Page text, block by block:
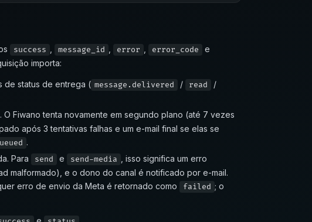
success message_id error error_code e
importa:
de status de entrega ( message.delivered / read /
Fiwano tenta novamente em segundo plano (até 7 vezes
após 3 tentativas falhas e um e-mail final se elas se
.
Para send e send-media
, isso significa um erro
malformado), e o dono do canal é notificado por e-mail.
erro de envio da Meta é retornado como failed ; o